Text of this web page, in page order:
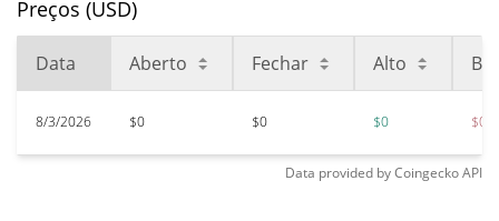
Preços (USD)
Data Aberto Fechar Alto
8/3/2026 $0 $0 $0 $0
Data provided byCoingeckoAPI